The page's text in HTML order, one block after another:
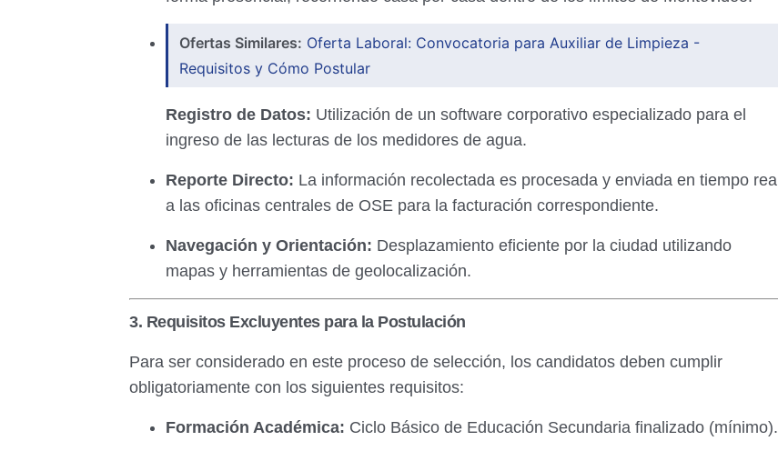
Ofertas Similares: Oferta Laboral: Convocatoria para Auxiliar de Limpieza -
Requisitos y Cómo Postular
Registro de Datos: Utilización de un software corporativo especializado para el
ingreso de las lecturas de los medidores de agua.
Reporte Directo: La información recolectada es procesada y enviada en tiempo real
a las oficinas centrales de OSE para la facturación correspondiente.
Navegación y Orientación: Desplazamiento eficiente por la ciudad utilizando
mapas y herramientas de geolocalización.
3. Requisitos Excluyentes para la Postulación
Para ser considerado en este proceso de selección, los candidatos deben cumplir
obligatoriamente con los siguientes requisitos:
Formación Académica: Ciclo Básico de Educación Secundaria finalizado (mínimo).